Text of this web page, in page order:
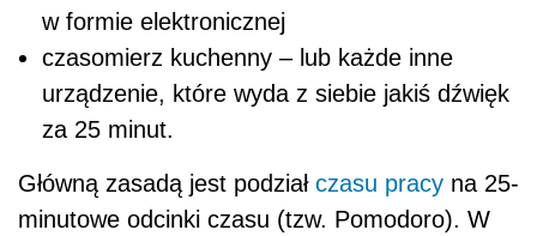
w formie elektronicznej
czasomierz kuchenny – lub każde inne
urządzenie, które wyda z siebie jakiś dźwięk
za 25 minut.
Główną zasadą jest podział czasu pracy na 25-
minutowe odcinki czasu (tzw. Pomodoro). W